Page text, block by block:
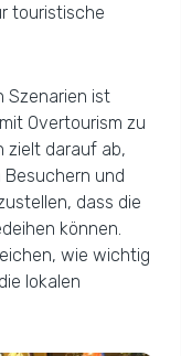
touristische
Szenarien ist
Overtourism zu
zielt darauf ab,
und
dass die
können.
wie wichtig
lokalen